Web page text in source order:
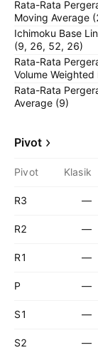
Rata-Rata
Moving Average
Ichimoku Base
(9, 26, 52, 26)
Rata-Rata
Volume
Rata-Rata
Average (9)
Pivot
Pivot Klasik
R3 —
R2 —
R1 —
P —
S1 —
S2 —